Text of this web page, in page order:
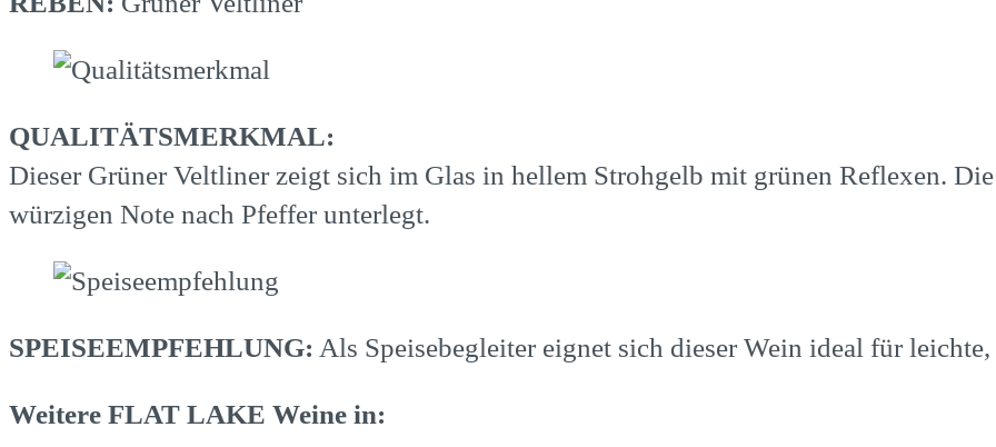
QUALITÄTSMERKMAL:
Dieser Grüner Veltliner zeigt sich im Glas in hellem Strohgelb mit grünen Reflexen.
würzigen Note nach Pfeffer unterlegt.
SPEISEEMPFEHLUNG: Als Speisebegleiter eignet sich dieser Wein ideal für
Weitere FLAT LAKE Weine in: